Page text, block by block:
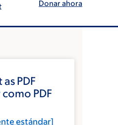
Donar ahora
PDF
PDF
estándar]